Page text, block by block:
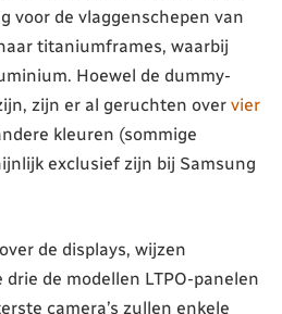
voor de vlaggenschepen van
titaniumframes, waarbij
Hoewel de dummy-
zijn er al geruchten over vier
kleuren (sommige
exclusief zijn bij Samsung
de displays, wijzen
de modellen LTPO-panelen
camera’s zullen enkele